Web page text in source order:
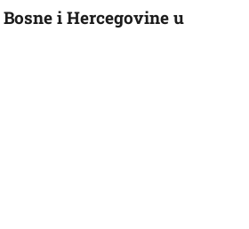
i Hercegovine u